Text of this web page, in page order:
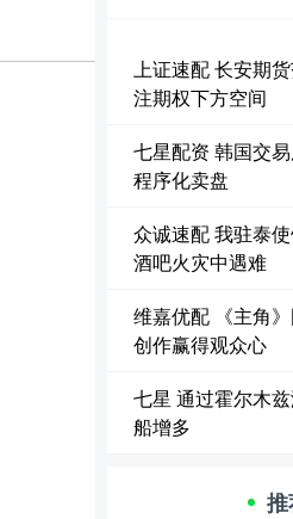
上证速配 长安期
注期权下方空间
七星配资 韩国交
程序化卖盘
众诚速配 我驻泰
酒吧火灾中遇难
维嘉优配 《主角
创作赢得观众心
七星 通过霍尔木
船增多